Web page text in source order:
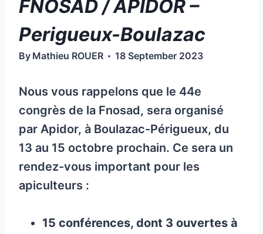
FNOSAD / APIDOR –
Perigueux-Boulazac
By Mathieu ROUER 18 September 2023
Nous vous rappelons que le 44e
congrès de la Fnosad, sera organisé
par Apidor, à Boulazac-Périgueux, du
13 au 15 octobre prochain. Ce sera un
rendez-vous important pour les
apiculteurs :
15 conférences, dont 3 ouvertes à